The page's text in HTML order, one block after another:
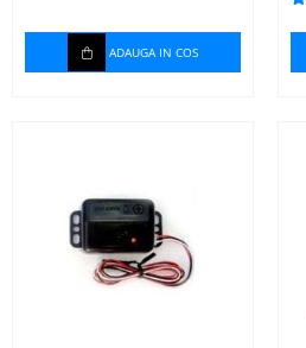
ADAUGA IN COS